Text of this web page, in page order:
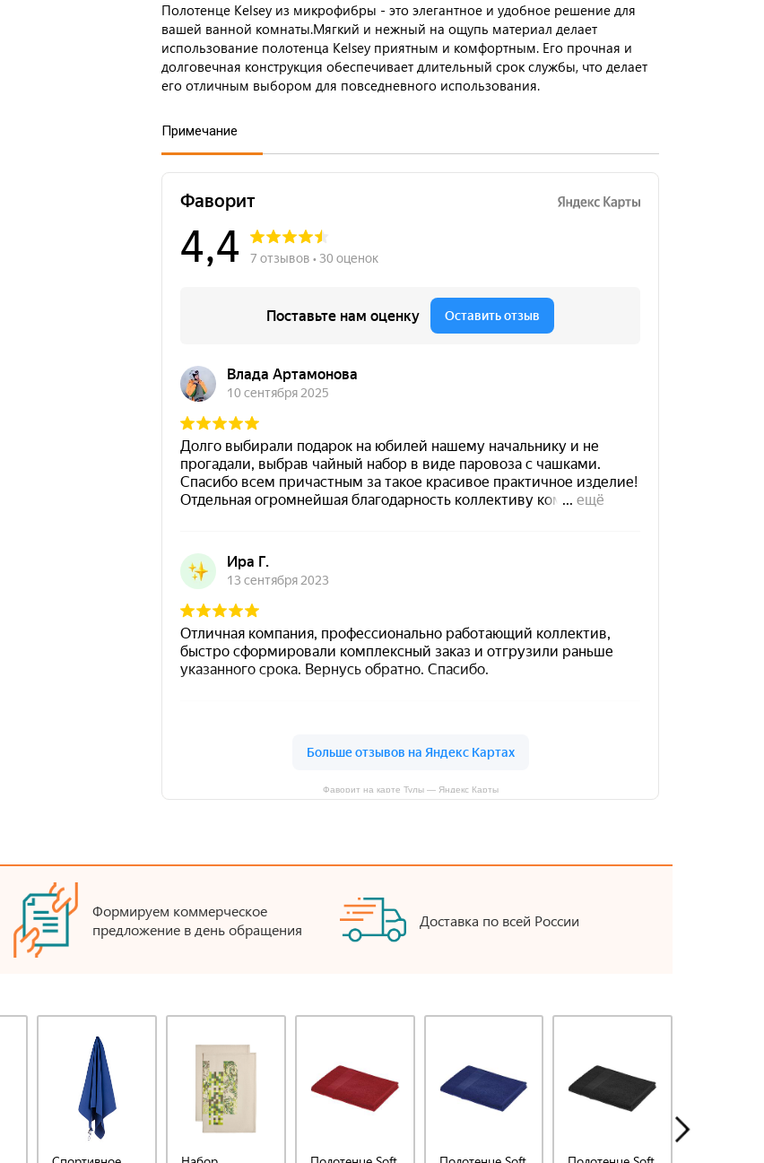
Полотенце Kelsey из микрофибры - это элегантное и удобное решение для
вашей ванной комнаты.Мягкий и нежный на ощупь материал делает
использование полотенца Kelsey приятным и комфортным. Его прочная и
долговечная конструкция обеспечивает длительный срок службы, что делает
его отличным выбором для повседневного использования.
Примечание
Фаворит на карте Тулы — Яндекс Карты
Формируем коммерческое
предложение в день обращения
Доставка по всей России